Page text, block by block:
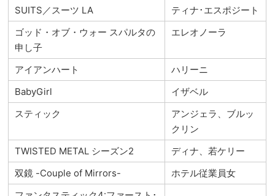
SUITS／スーツ LA
ティナ･エスポジート
ゴッド・オブ・ウォー スパルタの
申し子
エレオノーラ
アイアンハート
ハリーニ
BabyGirl
イザベル
スティック
アンジェラ、ブルッ
クリン
TWISTED METAL シーズン2
ディナ、若ケリー
双鏡 -Couple of Mirrors-
ホテル従業員女